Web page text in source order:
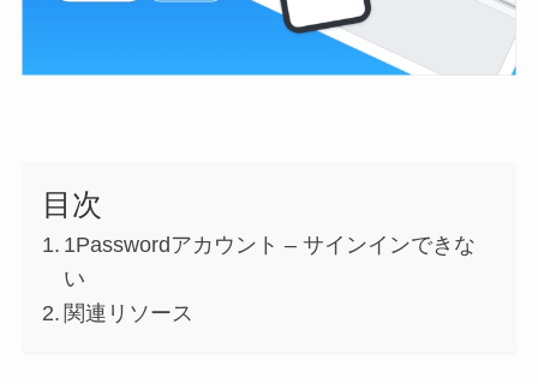
目次
1Passwordアカウント – サインインできな
い
関連リソース